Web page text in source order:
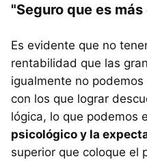
"Seguro que es más
Es evidente que no
rentabilidad que las
igualmente no
con los que lograr
lógica, lo que podemos
psicológico y la
superior que coloque el